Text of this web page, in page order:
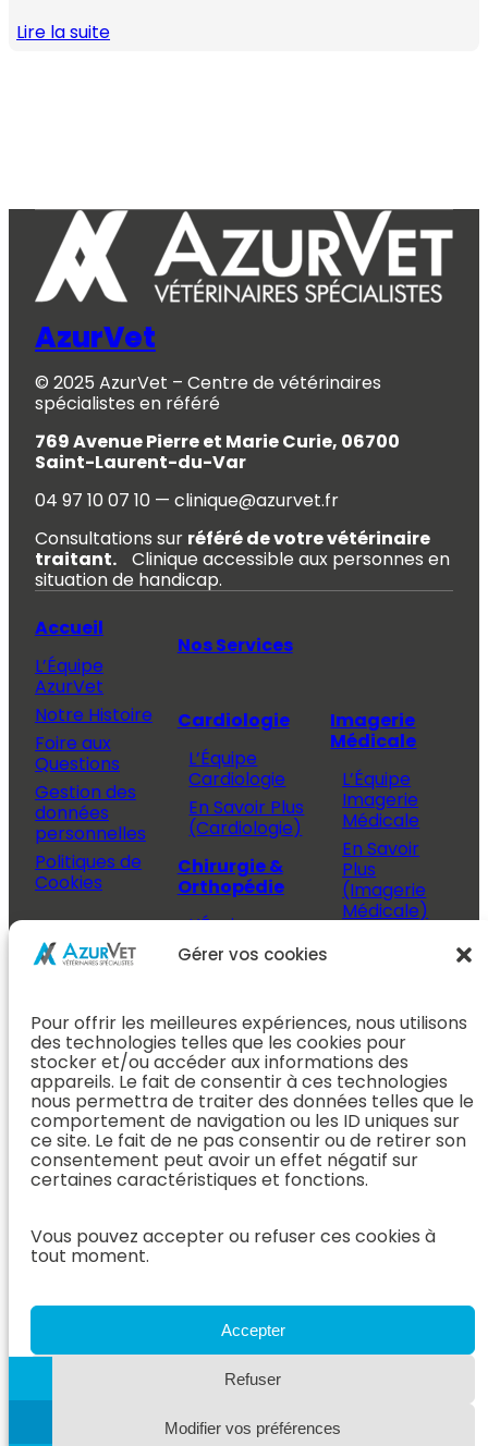
Gérer vos cookies
Pour offrir les meilleures expériences, nous utilisons
des technologies telles que les cookies pour
stocker et/ou accéder aux informations des
appareils. Le fait de consentir à ces technologies
nous permettra de traiter des données telles que le
comportement de navigation ou les ID uniques sur
ce site. Le fait de ne pas consentir ou de retirer son
consentement peut avoir un effet négatif sur
certaines caractéristiques et fonctions.
Vous pouvez accepter ou refuser ces cookies à
tout moment.
Accepter
Refuser
Modifier vos préférences
Lire la suite
AzurVet
© 2025 AzurVet – Centre de vétérinaires
spécialistes en référé
769 Avenue Pierre et Marie Curie, 06700
Saint-Laurent-du-Var
04 97 10 07 10 — clinique@azurvet.fr
Consultations sur référé de votre vétérinaire
traitant. Clinique accessible aux personnes en
situation de handicap.
Accueil
L’Équipe
AzurVet
Notre Histoire
Foire aux
Questions
Gestion des
données
personnelles
Politiques de
Cookies
Propriétaire
Prendre
rendez-vous
Après mon
rendez-vous
Espace
Vétérinaire
cas
Nous rejoindre
AzurVet
Nos Services
Cardiologie
L’Équipe
Cardiologie
En Savoir Plus
(Cardiologie)
Chirurgie &
Orthopédie
L’Équipe
Chirurgie &
Orthopédie
(Chirurgie &
Orthopédie)
Dentisterie &
ORL
L’Équipe
Dentisterie &
ORL
(Dentisterie &
ORL)
L’Équipe
Hospitalisation
En Savoir Plus
(Hospitalisation)
Imagerie
Médicale
L’Équipe
Imagerie
Médicale
En Savoir
Plus
(Imagerie
Médicale)
Médecine
Interne
En Savoir
Plus
(Médecine
Interne)
Neurologie
Neurologie
(Neurologie)